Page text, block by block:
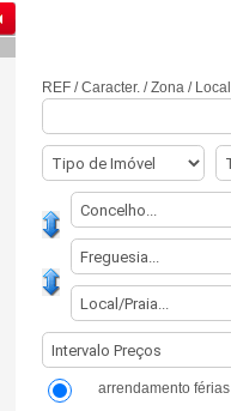
REF / Caracter. / Zona / Local
arrendamento férias
Vivenda V2
desde 500 €
desde 875 €